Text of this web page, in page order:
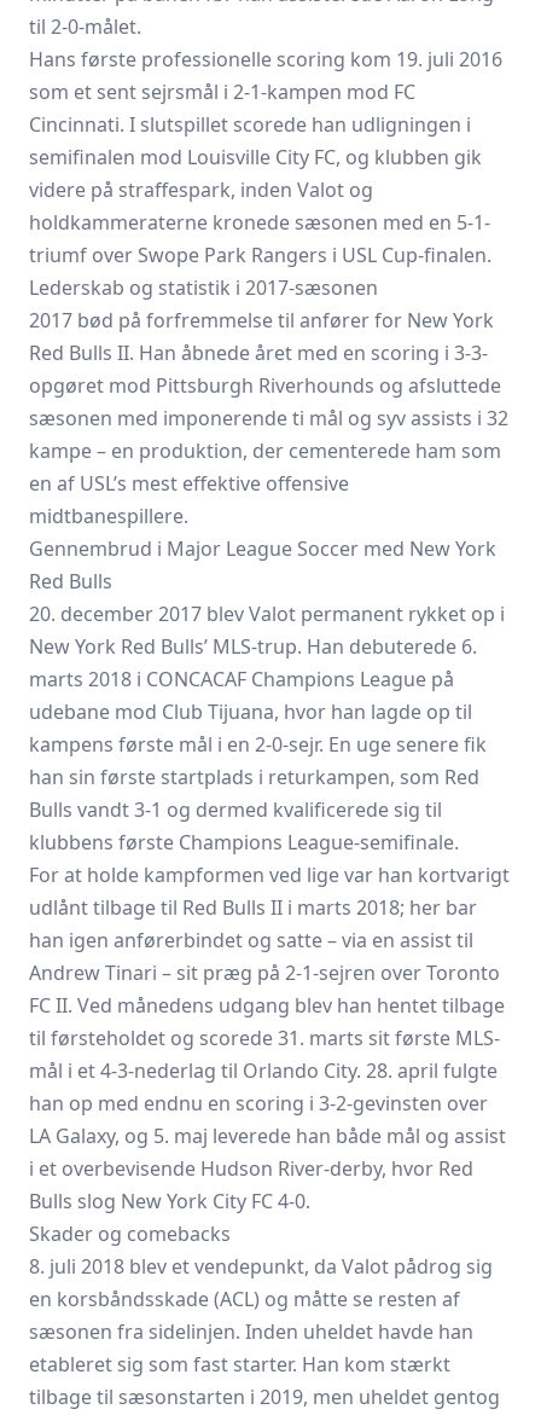
til 2-0-målet.
Hans første professionelle scoring kom 19. juli 2016
som et sent sejrsmål i 2-1-kampen mod FC
Cincinnati. I slutspillet scorede han udligningen i
semifinalen mod Louisville City FC, og klubben gik
videre på straffespark, inden Valot og
holdkammeraterne kronede sæsonen med en 5-1-
triumf over Swope Park Rangers i USL Cup-finalen.
Lederskab og statistik i 2017-sæsonen
2017 bød på forfremmelse til anfører for New York
Red Bulls II. Han åbnede året med en scoring i 3-3-
opgøret mod Pittsburgh Riverhounds og afsluttede
sæsonen med imponerende ti mål og syv assists i 32
kampe – en produktion, der cementerede ham som
en af USL’s mest effektive offensive
midtbanespillere.
Gennembrud i Major League Soccer med New York
Red Bulls
20. december 2017 blev Valot permanent rykket op i
New York Red Bulls’ MLS-trup. Han debuterede 6.
marts 2018 i CONCACAF Champions League på
udebane mod Club Tijuana, hvor han lagde op til
kampens første mål i en 2-0-sejr. En uge senere fik
han sin første startplads i returkampen, som Red
Bulls vandt 3-1 og dermed kvalificerede sig til
klubbens første Champions League-semifinale.
For at holde kampformen ved lige var han kortvarigt
udlånt tilbage til Red Bulls II i marts 2018; her bar
han igen anførerbindet og satte – via en assist til
Andrew Tinari – sit præg på 2-1-sejren over Toronto
FC II. Ved månedens udgang blev han hentet tilbage
til førsteholdet og scorede 31. marts sit første MLS-
mål i et 4-3-nederlag til Orlando City. 28. april fulgte
han op med endnu en scoring i 3-2-gevinsten over
LA Galaxy, og 5. maj leverede han både mål og assist
i et overbevisende Hudson River-derby, hvor Red
Bulls slog New York City FC 4-0.
Skader og comebacks
8. juli 2018 blev et vendepunkt, da Valot pådrog sig
en korsbåndsskade (ACL) og måtte se resten af
sæsonen fra sidelinjen. Inden uheldet havde han
etableret sig som fast starter. Han kom stærkt
tilbage til sæsonstarten i 2019, men uheldet gentog